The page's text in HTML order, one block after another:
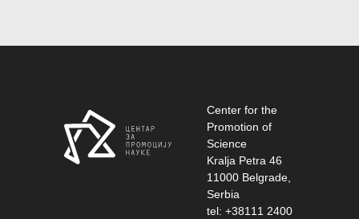
Center for the
Promotion of
Science
Kralja Petra 46
11000 Belgrade,
Serbia
tel: +38111 2400